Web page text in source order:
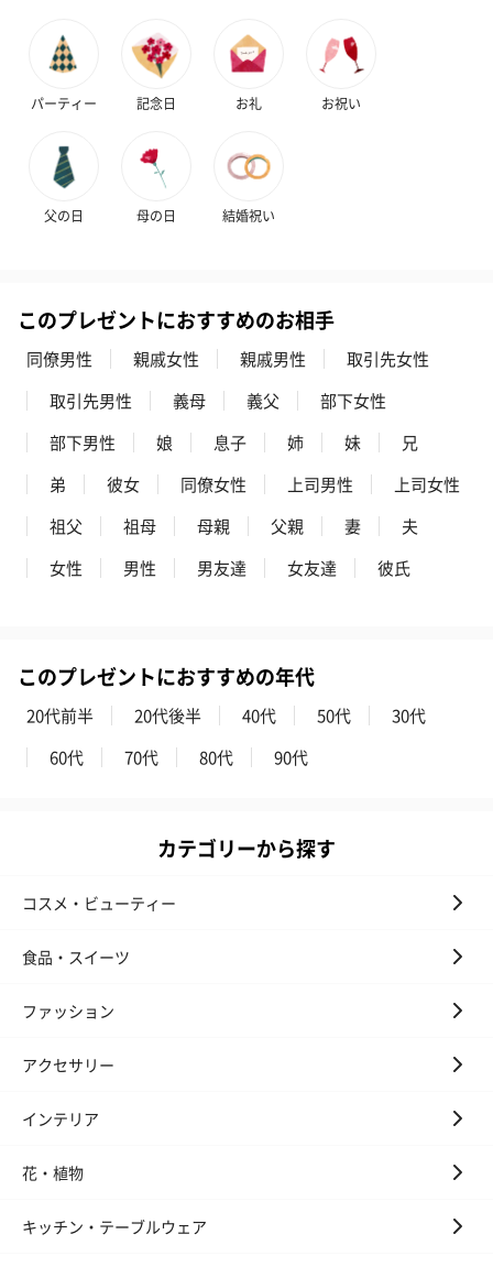
パーティー 記念日 お礼 お祝い
父の日 母の日 結婚祝い
このプレゼントにおすすめのお相手
同僚男性 親戚女性 親戚男性
取引先女性
取引先男性
義母 義父
部下女性
部下男性
娘 息子 姉 妹
兄
弟
彼女 同僚女性 上司男性
上司女性
祖父
祖母 母親 父親 妻
夫
女性
男性 男友達 女友達 彼氏
このプレゼントにおすすめの年代
20代前半 20代後半 40代 50代
30代
60代
70代 80代 90代
カテゴリーから探す
コスメ・ビューティー
食品・スイーツ
ファッション
アクセサリー
インテリア
花・植物
キッチン・テーブルウェア